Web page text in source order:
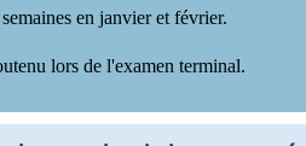
en janvier et février.
lors de l'examen terminal.